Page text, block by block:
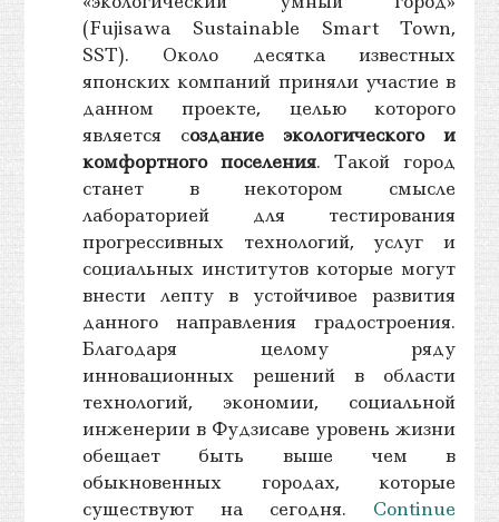
(Fujisawa Sustainable Smart Town,
SST). Около десятка известных
японских компаний приняли участие в
данном проекте, целью которого
является создание экологического и
комфортного поселения. Такой город
станет в некотором смысле
лабораторией для тестирования
прогрессивных технологий, услуг и
социальных институтов которые могут
внести лепту в устойчивое развития
данного направления градостроения.
Благодаря целому ряду
инновационных решений в области
технологий, экономии, социальной
инженерии в Фудзисаве уровень жизни
обещает быть выше чем в
обыкновенных городах, которые
существуют на сегодня. Continue